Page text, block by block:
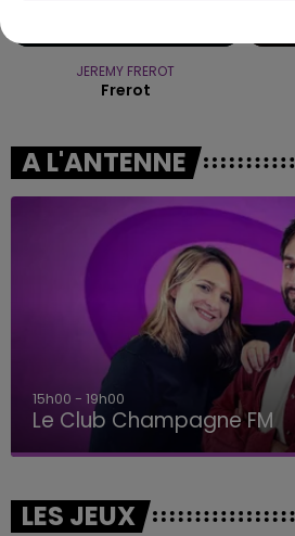
JEREMY FREROT
Frerot
A L'ANTENNE
15h00 - 19h00
Le Club Champagne FM
LES JEUX